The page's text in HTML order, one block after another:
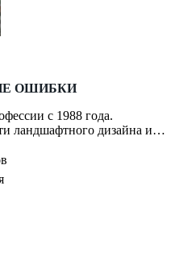
ОШИБКИ
с 1988 года.
ландшафтного дизайна и